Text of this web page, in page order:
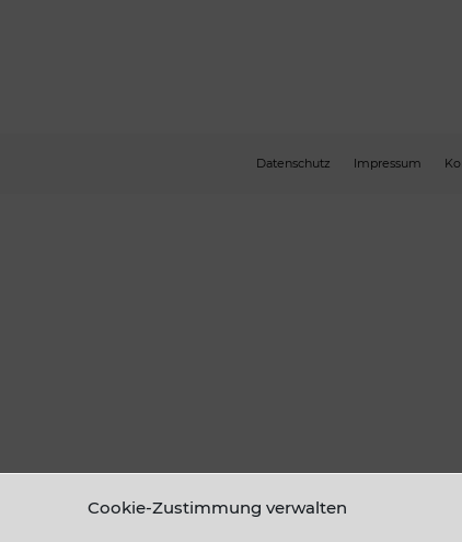
Cookie-Zustimmung verwalten
Datenschutz Impressum